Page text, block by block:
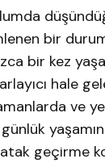
bir
bir kez
hale
ve
geçirme